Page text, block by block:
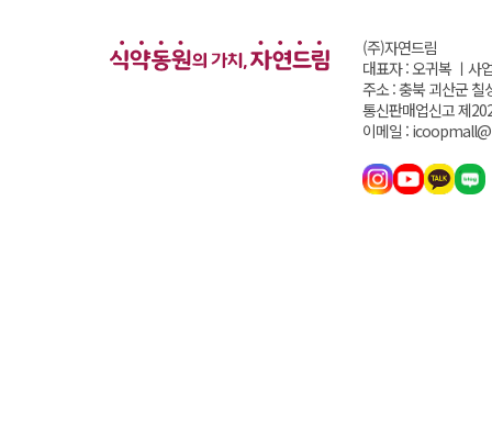
(주)자연드림
대표자 : 오귀복 ㅣ 사
주소 : 충북 괴산군 칠
통신판매업신고 제
이메일 :